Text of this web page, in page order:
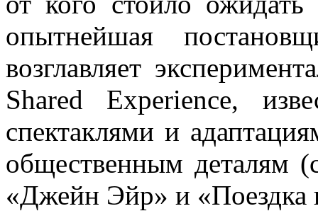
опытнейшая
возглавляет
Shared Experience,
спектаклями и
общественным деталям
«Джейн Эйр» и